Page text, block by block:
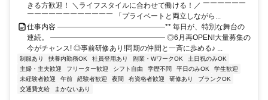
きる方歓迎！ ＼ライフスタイルに合わせて働ける！／ ￣￣￣￣￣￣
￣￣￣￣￣￣￣￣￣￣￣￣ 「プライベートと両立しながら...
仕事内容 ―――――――――――――――** 毎日が、特別な舞台の
連続。 ―――――――――――――――― ◎6月再OPEN!大量募集の
今がチャンス! ◎事前研修あり!同期の仲間と一斉に歩める♪ ...
制服あり 扶養内勤務OK 社員登用あり 副業・WワークOK
土日祝のみOK
主婦・主夫歓迎
フリーター歓迎 シフト自由 学歴不問 平日のみOK
学生歓迎
未経験者歓迎
午前 経験者歓迎 夜間 有資格者歓迎 研修あり
ブランクOK
交通費支給
まかないあり